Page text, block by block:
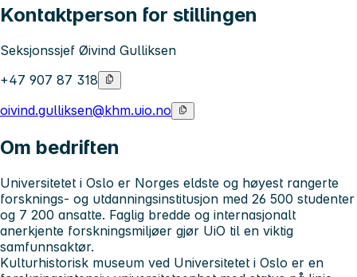
Kontaktperson for stillingen
Seksjonssjef Øivind Gulliksen
+47 907 87 318
oivind.gulliksen@khm.uio.no
Om bedriften
Universitetet i Oslo er Norges eldste og høyest rangerte
forsknings- og utdanningsinstitusjon med 26 500 studenter
og 7 200 ansatte. Faglig bredde og internasjonalt
anerkjente forskningsmiljøer gjør UiO til en viktig
samfunnsaktør.
Kulturhistorisk museum ved Universitetet i Oslo er en